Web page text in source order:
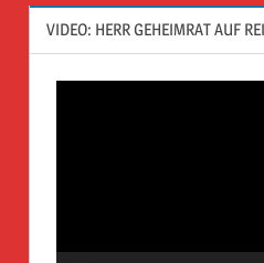
VIDEO: HERR GEHEIMRAT AUF